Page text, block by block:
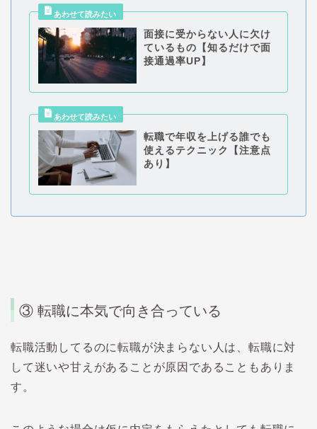
面接に受からない人に欠け
ているもの【知るだけで面
接通過率UP】
転職で年収を上げる誰でも
使えるテクニック【注意点
あり】
③ 転職に本気で向き合っている
転職活動してるのに転職が決まらない人は、転職に対
して迷いや甘えがあることが原因であることもありま
す。